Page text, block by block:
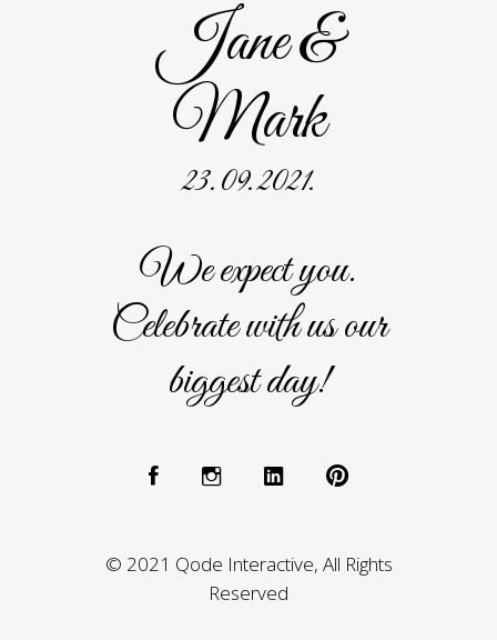
Jane &
Mark
23. 09. 2021.
We expect you.
Celebrate with us our
biggest day!
© 2021 Qode Interactive, All Rights
Reserved